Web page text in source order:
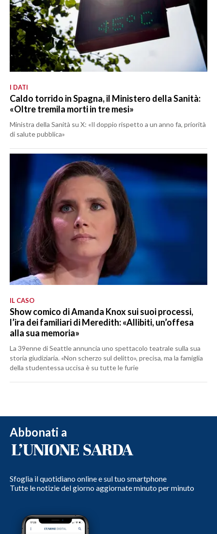
I DATI
Caldo torrido in Spagna, il Ministero della Sanità:
«Oltre tremila morti in tre mesi»
Ministra della Sanità su X: «Il doppio rispetto a un anno fa, priorità
di salute pubblica»
IL CASO
Show comico di Amanda Knox sui suoi processi,
l’ira dei familiari di Meredith: «Allibiti, un’offesa
alla sua memoria»
La 39enne di Seattle annuncia uno spettacolo teatrale sulla sua
storia giudiziaria. «Non scherzo sul delitto», precisa, ma la famiglia
della studentessa uccisa è su tutte le furie
Abbonati a
Sfoglia il quotidiano online e sul tuo smartphone
Tutte le notizie del giorno aggiornate minuto per minuto